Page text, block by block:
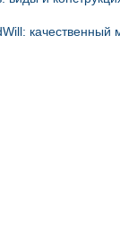
качественный